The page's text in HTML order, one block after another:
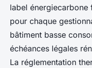
label énergiecarbone
pour chaque
bâtiment basse
échéances légales
La réglementation